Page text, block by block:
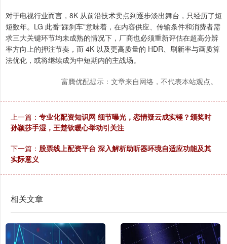
对于电视行业而言，8K 从前沿技术卖点到逐步淡出舞台，只经历了短
短数年。LG 此番“踩刹车”意味着，在内容供应、传输条件和消费者需
求三大关键环节均未成熟的情况下，厂商也必须重新评估在超高分辨
率方向上的押注节奏，而 4K 以及更高质量的 HDR、刷新率与画质算
法优化，或将继续成为中短期内的主战场。
富腾优配提示：文章来自网络，不代表本站观点。
上一篇： 专业化配资知识网 细节曝光，恋情疑云成实锤？颁奖时
孙颖莎手湿，王楚钦暖心举动引关注
下一篇： 股票线上配资平台 深入解析助听器环境自适应功能及其
实际意义
相关文章